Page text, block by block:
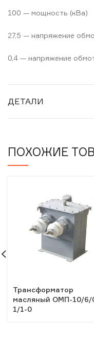
100 — мощность (кВа)
27,5 — напряжение
0,4 — напряжение
ДЕТАЛИ
ПОХОЖИЕ
Трансформатор
масляный ОМП-10/6/
1/1-0